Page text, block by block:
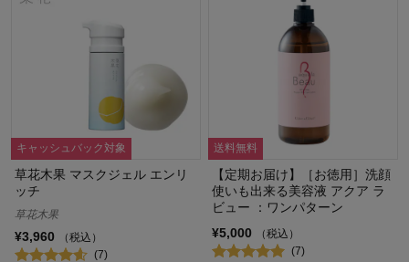
キャッシュバック対象
草花木果 マスクジェル エンリ
ッチ
草花木果
¥3,960
（税込）
(7)
送料無料
【定期お届け】［お徳用］洗顔
使いも出来る美容液 アクア ラ
ビュー ：ワンパターン
¥5,000
（税込）
(7)